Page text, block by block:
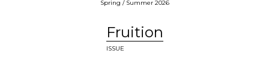
Spring / Summer 2026
Fruition
ISSUE